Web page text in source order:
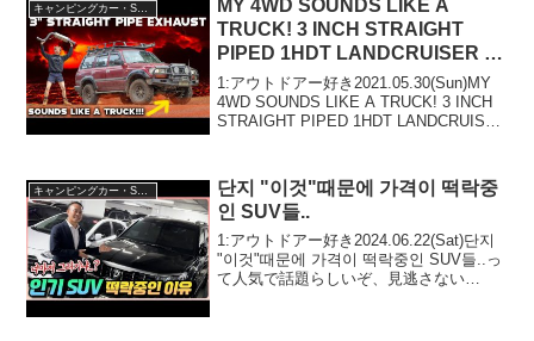
キャンピングカー・SUV人気車種
MY 4WD SOUNDS LIKE A
TRUCK! 3 INCH STRAIGHT
PIPED 1HDT LANDCRUISER –
best sounding 4wd
1:アウトドアー好き2021.05.30(Sun)MY
4WD SOUNDS LIKE A TRUCK! 3 INCH
STRAIGHT PIPED 1HDT LANDCRUISER
단지 "이것"때문에 가격이 떡락중
인 SUV들..
1:アウトドアー好き2024.06.22(Sat)단지
"이것"때문에 가격이 떡락중인 SUV들..っ
て人気で話題らしいぞ、見逃さない